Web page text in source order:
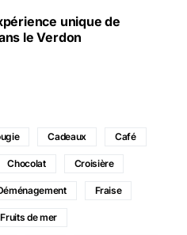
unique de
le Verdon
Cadeaux Café
Chocolat Croisière
Fraise
Fruits de mer